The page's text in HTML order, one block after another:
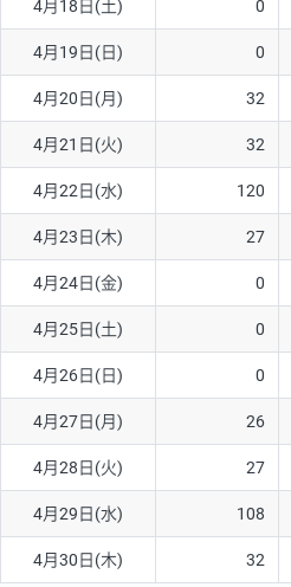
ソ/円は10万通貨単位。
4月18日(土) 0
4月19日(日) 0
4月20日(月) 32
4月21日(火) 32
4月22日(水) 120
4月23日(木) 27
4月24日(金) 0
4月25日(土) 0
4月26日(日) 0
4月27日(月) 26
4月28日(火) 27
4月29日(水) 108
4月30日(木) 32